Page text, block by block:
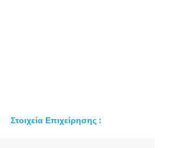
Στοιχεία Επιχείρησης :